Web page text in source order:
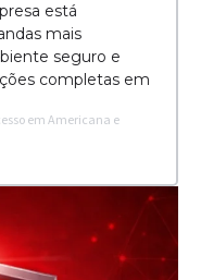
está
mais
seguro e
completas em
em Americana e